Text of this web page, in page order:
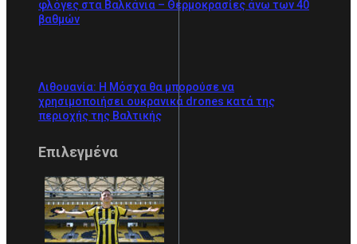
φλόγες στα Βαλκάνια – Θερμοκρασίες άνω των 40
βαθμών
Λιθουανία: H Μόσχα θα μπορούσε να
χρησιμοποιήσει ουκρανικά drones κατά της
περιοχής της Βαλτικής
Επιλεγμένα